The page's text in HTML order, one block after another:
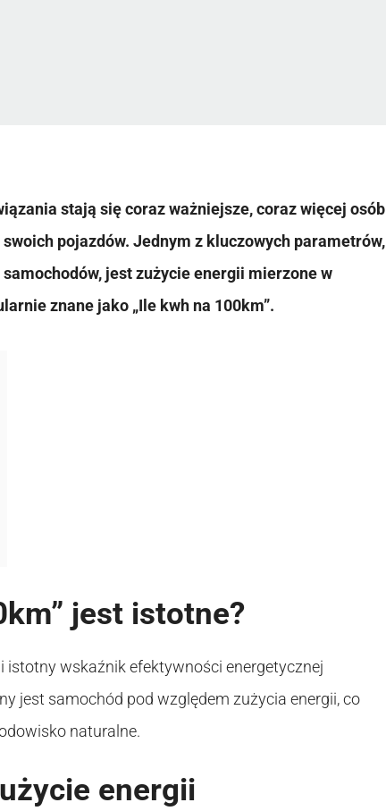
stają się coraz ważniejsze, coraz więcej osób
pojazdów. Jednym z kluczowych parametrów,
jest zużycie energii mierzone w
znane jako „Ile kwh na 100km”.
jest istotne?
wskaźnik efektywności energetycznej
jest samochód pod względem zużycia energii, co
naturalne.
energii